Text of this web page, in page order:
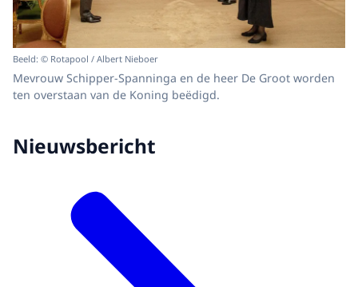
Beeld: © Rotapool / Albert Nieboer
Mevrouw Schipper-Spanninga en de heer De Groot worden
ten overstaan van de Koning beëdigd.
Nieuwsbericht